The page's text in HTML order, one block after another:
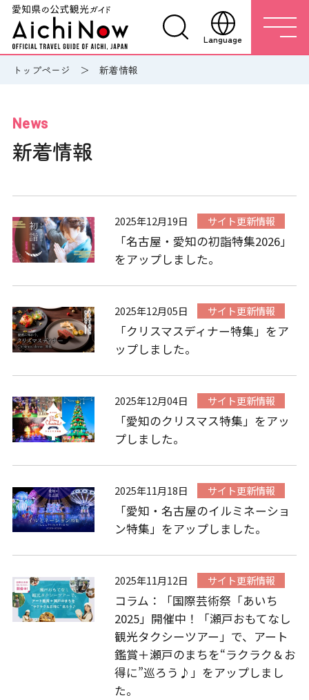
Language
トップページ 新着情報
News
新着情報
2025年12月19日 サイト更新情報
「名古屋・愛知の初詣特集2026」
をアップしました。
2025年12月05日 サイト更新情報
「クリスマスディナー特集」をア
ップしました。
2025年12月04日 サイト更新情報
「愛知のクリスマス特集」をアッ
プしました。
2025年11月18日 サイト更新情報
「愛知・名古屋のイルミネーショ
ン特集」をアップしました。
2025年11月12日 サイト更新情報
コラム：「国際芸術祭「あいち
2025」開催中！「瀬戸おもてなし
観光タクシーツアー」で、アート
鑑賞＋瀬戸のまちを“ラクラク＆お
得に”巡ろう♪」をアップしまし
た。